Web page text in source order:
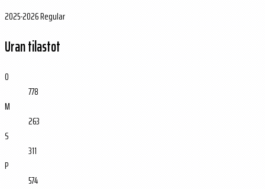
2025-2026 Regular
Uran tilastot
O
778
M
263
S
311
P
574